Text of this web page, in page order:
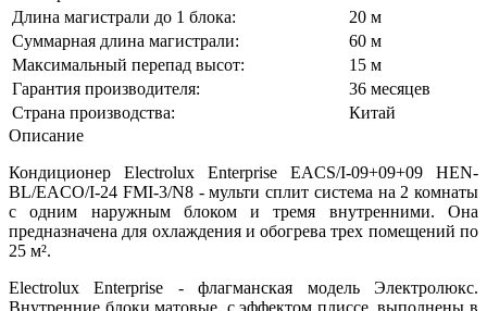
Длина магистрали до 1 блока:
20 м
Суммарная длина магистрали:
60 м
Максимальный перепад высот:
15 м
Гарантия производителя:
36 месяцев
Страна производства:
Китай
Описание
Кондиционер Electrolux Enterprise EACS/I-09+09+09 HEN-
BL/EACO/I-24 FMI-3/N8 - мульти сплит система на 2 комнаты
с одним наружным блоком и тремя внутренними. Она
предназначена для охлаждения и обогрева трех помещений по
25 м².
Electrolux Enterprise - флагманская модель Электролюкс.
Внутренние блоки матовые, с эффектом плиссе, выполнены в